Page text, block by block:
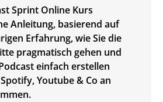
Sprint Online Kurs
Anleitung, basierend auf
Erfahrung, wie Sie die
pragmatisch gehen und
einfach erstellen
Youtube & Co an